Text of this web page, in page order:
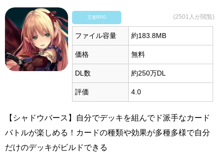
王道RPG (2501人が閲覧)
ファイル容量 約183.8MB
価格 無料
DL数 約250万DL
評価 4.0
【シャドウバース】自分でデッキを組んでド派手なカード
バトルが楽しめる！カードの種類や効果が多種多様で自分
だけのデッキがビルドできる